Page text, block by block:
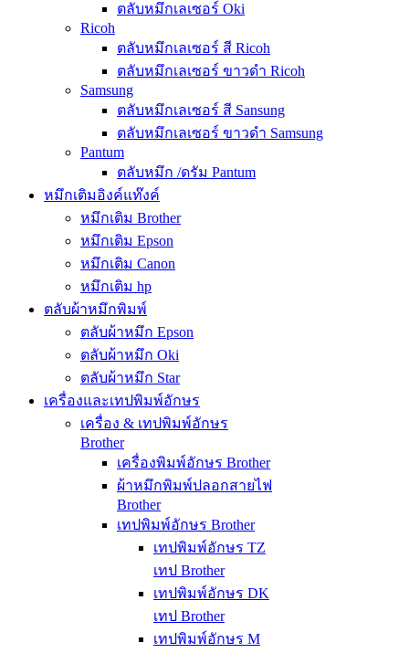
ตลับหมึกเลเซอร์ Oki
Ricoh
ตลับหมึกเลเซอร์ สี Ricoh
ตลับหมึกเลเซอร์ ขาวดำ Ricoh
Samsung
ตลับหมึกเลเซอร์ สี Sansung
ตลับหมึกเลเซอร์ ขาวดำ Samsung
Pantum
ตลับหมึก /ดรัม Pantum
หมึกเติมอิงค์แท๊งค์
หมึกเติม Brother
หมึกเติม Epson
หมึกเติม Canon
หมึกเติม hp
ตลับผ้าหมึกพิมพ์
ตลับผ้าหมึก Epson
ตลับผ้าหมึก Oki
ตลับผ้าหมึก Star
เครื่องและเทปพิมพ์อักษร
เครื่อง & เทปพิมพ์อักษร
Brother
เครื่องพิมพ์อักษร Brother
ผ้าหมึกพิมพ์ปลอกสายไฟ
Brother
เทปพิมพ์อักษร Brother
เทปพิมพ์อักษร TZ
เทป Brother
เทปพิมพ์อักษร DK
เทป Brother
เทปพิมพ์อักษร M